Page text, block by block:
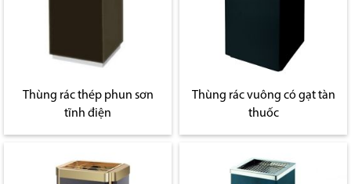
Thùng rác thép phun sơn
tĩnh điện
Thùng rác vuông có gạt tàn
thuốc